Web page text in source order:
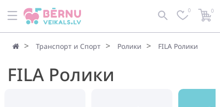
0 0
Транспорт и Спорт Ролики FILA Ролики
FILA Ролики